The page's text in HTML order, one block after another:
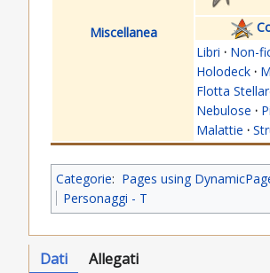
Miscellanea
Libri · Non-
Holodeck ·
Flotta
Nebulose ·
Malattie ·
Categorie: Pages using
Personaggi - T
Dati Allegati